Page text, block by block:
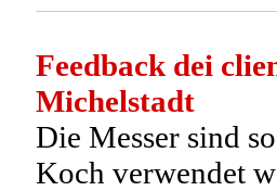
Feedback dei
Michelstadt
Die Messer sind
Koch verwendet